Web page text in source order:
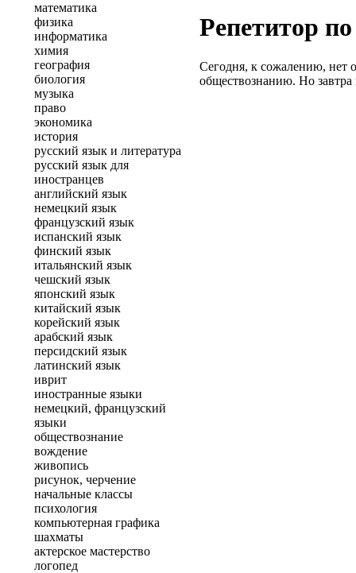
математика
физика
информатика
химия
география
биология
музыка
право
экономика
история
русский язык и литература
русский язык для
иностранцев
английский язык
немецкий язык
французский язык
испанский язык
финский язык
итальянский язык
чешский язык
японский язык
китайский язык
корейский язык
арабский язык
персидский язык
латинский язык
иврит
иностранные языки
немецкий, французский
языки
обществознание
вождение
живопись
рисунок, черчение
начальные классы
психология
компьютерная графика
шахматы
актерское мастерство
логопед
Репетитор
Сегодня, к сожалению, нет
обществознанию. Но завтра